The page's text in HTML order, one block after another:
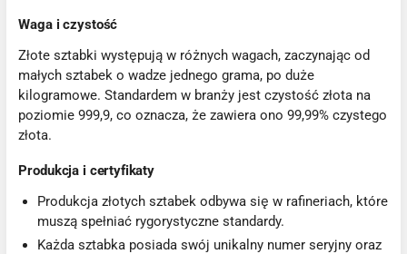
Waga i czystość
Złote sztabki występują w różnych wagach, zaczynając od
małych sztabek o wadze jednego grama, po duże
kilogramowe. Standardem w branży jest czystość złota na
poziomie 999,9, co oznacza, że zawiera ono 99,99% czystego
złota.
Produkcja i certyfikaty
Produkcja złotych sztabek odbywa się w rafineriach, które
muszą spełniać rygorystyczne standardy.
Każda sztabka posiada swój unikalny numer seryjny oraz